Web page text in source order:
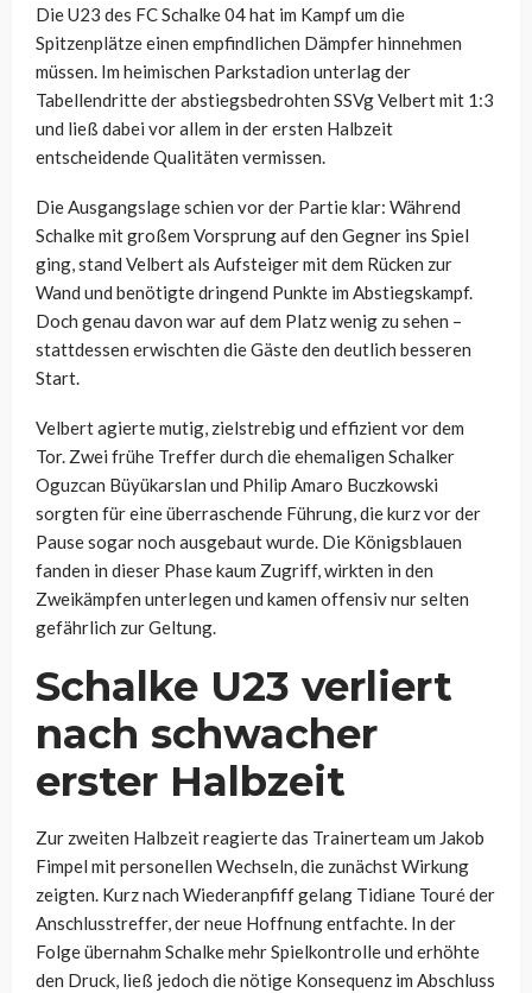
Die U23 des FC Schalke 04 hat im Kampf um die
Spitzenplätze einen empfindlichen Dämpfer hinnehmen
müssen. Im heimischen Parkstadion unterlag der
Tabellendritte der abstiegsbedrohten SSVg Velbert mit 1:3
und ließ dabei vor allem in der ersten Halbzeit
entscheidende Qualitäten vermissen.
Die Ausgangslage schien vor der Partie klar: Während
Schalke mit großem Vorsprung auf den Gegner ins Spiel
ging, stand Velbert als Aufsteiger mit dem Rücken zur
Wand und benötigte dringend Punkte im Abstiegskampf.
Doch genau davon war auf dem Platz wenig zu sehen –
stattdessen erwischten die Gäste den deutlich besseren
Start.
Velbert agierte mutig, zielstrebig und effizient vor dem
Tor. Zwei frühe Treffer durch die ehemaligen Schalker
Oguzcan Büyükarslan und Philip Amaro Buczkowski
sorgten für eine überraschende Führung, die kurz vor der
Pause sogar noch ausgebaut wurde. Die Königsblauen
fanden in dieser Phase kaum Zugriff, wirkten in den
Zweikämpfen unterlegen und kamen offensiv nur selten
gefährlich zur Geltung.
Schalke U23 verliert
nach schwacher
erster Halbzeit
Zur zweiten Halbzeit reagierte das Trainerteam um Jakob
Fimpel mit personellen Wechseln, die zunächst Wirkung
zeigten. Kurz nach Wiederanpfiff gelang Tidiane Touré der
Anschlusstreffer, der neue Hoffnung entfachte. In der
Folge übernahm Schalke mehr Spielkontrolle und erhöhte
den Druck, ließ jedoch die nötige Konsequenz im Abschluss